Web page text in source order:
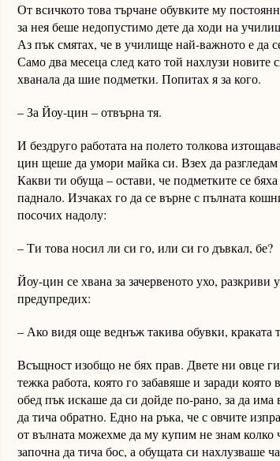
От всичкото това търчане обувките му
за нея беше недопустимо дете да ходи на
Аз пък смятах, че в училище най-важното е да
Само два месеца след като той нахлузи новите
хванала да шие подметки. Попитах я за кого.
– За Йоу-цин – отвърна тя.
И бездруго работата на полето толкова
цин щеше да умори майка си. Взех да
Какви ти обуща – остави, че подметките се
паднало. Изчаках го да се върне с пълната
посочих надолу:
– Ти това носил ли си го, или си го дъвкал, бе?
Йоу-цин се хвана за зачервеното ухо, разкриви
предупредих:
– Ако видя още веднъж такива обувки, краката
Всъщност изобщо не бях прав. Двете ни овце
тежка работа, която го забавяше и заради
обед пък искаше да си дойде по-рано, за да има
да тича обратно. Едно на ръка, че с овчите
от вълната можехме да му купим не знам
започна да тича бос, а обущата си нахлузваше